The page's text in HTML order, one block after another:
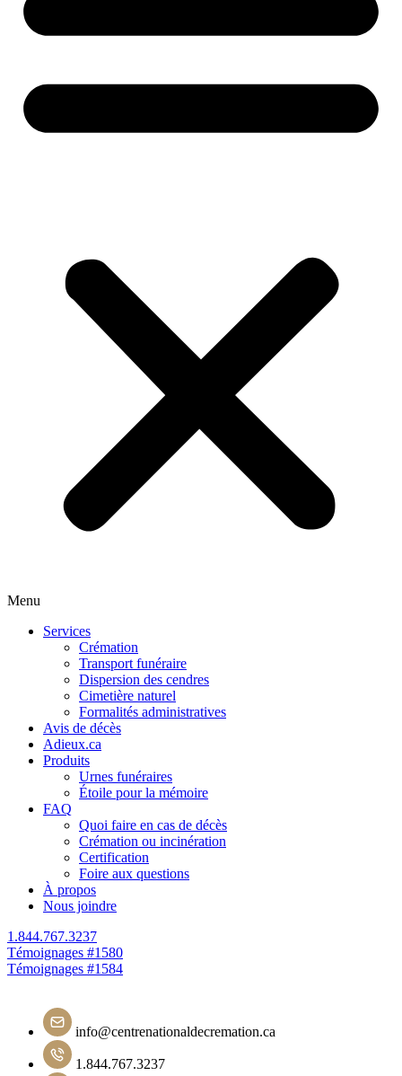
Menu
Services
Crémation
Transport funéraire
Dispersion des cendres
Cimetière naturel
Formalités administratives
Avis de décès
Adieux.ca
Produits
Urnes funéraires
Étoile pour la mémoire
FAQ
Quoi faire en cas de décès
Crémation ou incinération
Certification
Foire aux questions
À propos
Nous joindre
1.844.767.3237
Navigation
de
l'article
Témoignages #1580
Témoignages #1584
info@centrenationaldecremation.ca
1.844.767.3237